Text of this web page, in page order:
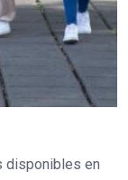
disponibles en